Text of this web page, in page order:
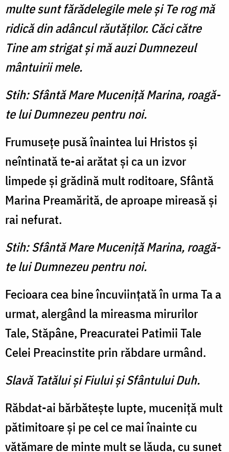
multe sunt fărădelegile mele şi Te rog mă
ridică din adâncul răutăţilor. Căci către
Tine am strigat şi mă auzi Dumnezeul
mântuirii mele.
Stih: Sfântă Mare Muceniţă Marina, roagă-
te lui Dumnezeu pentru noi.
Frumuseţe pusă înaintea lui Hristos şi
neîntinată te-ai arătat şi ca un izvor
limpede şi grădină mult roditoare, Sfântă
Marina Preamărită, de aproape mireasă şi
rai nefurat.
Stih: Sfântă Mare Muceniţă Marina, roagă-
te lui Dumnezeu pentru noi.
Fecioara cea bine încuviinţată în urma Ta a
urmat, alergând la mireasma mirurilor
Tale, Stăpâne, Preacuratei Patimii Tale
Celei Preacinstite prin răbdare urmând.
Slavă Tatălui şi Fiului şi Sfântului Duh.
Răbdat-ai bărbăteşte lupte, muceniţă mult
pătimitoare şi pe cel ce mai înainte cu
vătămare de minte mult se lăuda, cu sunet